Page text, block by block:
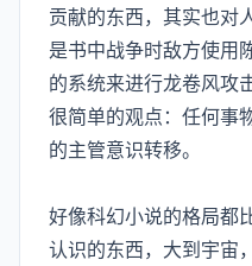
贡献的东西，其实也对
是书中战争时敌方使用
的系统来进行龙卷风攻
很简单的观点：任何事
的主管意识转移。
好像科幻小说的格局都
认识的东西，大到宇宙